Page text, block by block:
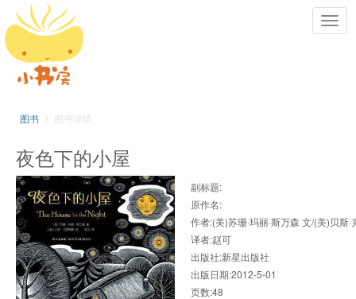
图书 图书详情
夜色下的小屋
副标题:
原作名:
作者:(美)苏珊·玛丽·斯万森 文/(美)贝斯
译者:赵可
出版社:新星出版社
出版日期:2012-5-01
页数:48